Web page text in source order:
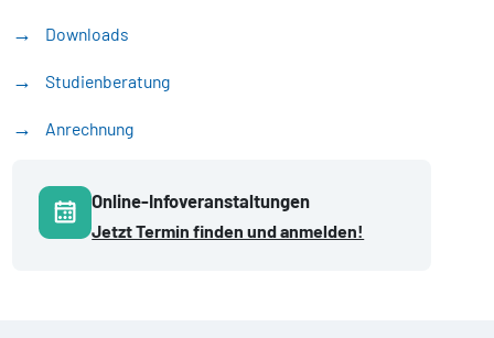
Downloads
Studienberatung
Anrechnung
Online-Infoveranstaltungen
Jetzt Termin finden und anmelden!